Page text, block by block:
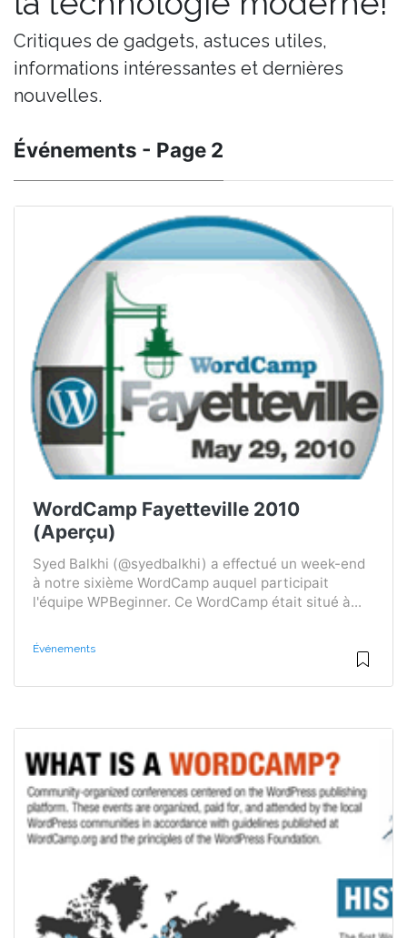
Critiques de gadgets, astuces utiles,
informations intéressantes et dernières
nouvelles.
Événements - Page 2
WordCamp Fayetteville 2010
(Aperçu)
Syed Balkhi (@syedbalkhi) a effectué un week-end
à notre sixième WordCamp auquel participait
l'équipe WPBeginner. Ce WordCamp était situé à...
Événements